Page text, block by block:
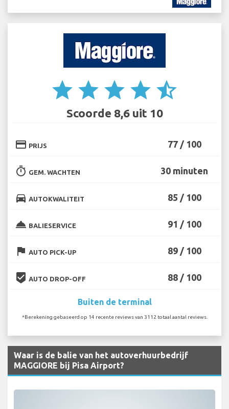
star star star star star_half
Scoorde 8,6 uit 10
credit_card PRIJS 77 / 100
timer GEM. WACHTEN 30 minuten
directions_car AUTOKWALITEIT 85 / 100
room_service BALIESERVICE 91 / 100
flag AUTO PICK-UP 89 / 100
beenhere AUTO DROP-OFF 88 / 100
Buiten de terminal
*Berekening gebaseerd op 14 recente reviews van 3112 totaal aantal reviews.
Waar is de balie van het autoverhuurbedrijf
MAGGIORE bij Pisa Airport?